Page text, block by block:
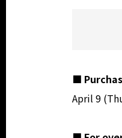
■
April 9